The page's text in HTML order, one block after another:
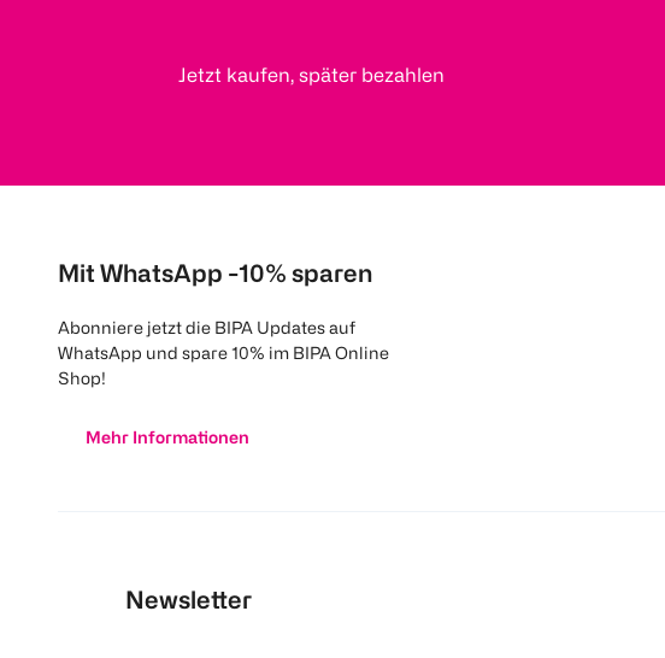
Jetzt kaufen, später bezahlen
Mit WhatsApp -10% sparen
Abonniere jetzt die BIPA Updates auf
WhatsApp und spare 10% im BIPA Online
Shop!
Mehr Informationen
Newsletter